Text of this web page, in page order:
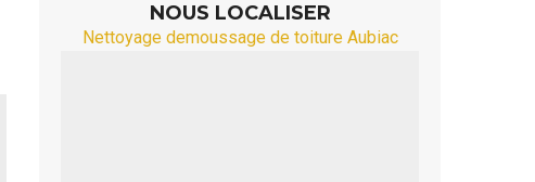
NOUS LOCALISER
Nettoyage demoussage de toiture Aubiac